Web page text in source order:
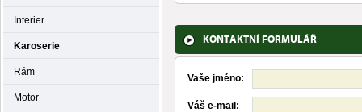
Interier
Karoserie
Rám
Motor
KONTAKTNÍ FORMULÁŘ
Vaše jméno:
Váš e-mail: